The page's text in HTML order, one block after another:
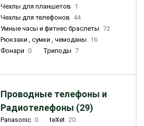
Чехлы для планшетов 1
Чехлы для телефонов 44
Умные часы и фитнес браслеты 72
Рюкзаки , сумки , чемоданы 16
Фонари 0 Триподы 7
Проводные телефоны и
Радиотелефоны (29)
Panasonic 0 teXet 20